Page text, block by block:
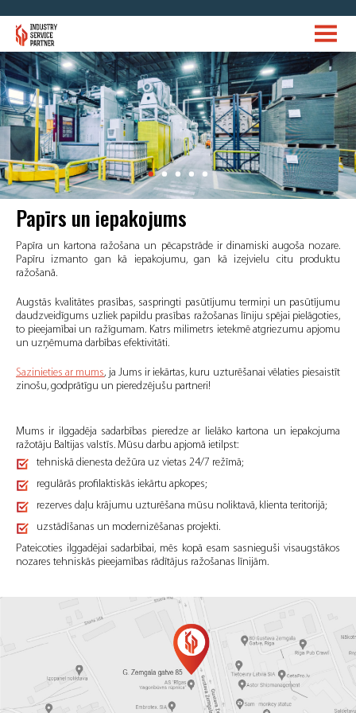
Papīrs un iepakojums
Papīra un kartona ražošana un pēcapstrāde ir dinamiski augoša nozare.
Papīru izmanto gan kā iepakojumu, gan kā izejvielu citu produktu
ražošanā.
Augstās kvalitātes prasības, saspringti pasūtījumu termiņi un pasūtījumu
daudzveidīgums uzliek papildu prasības ražošanas līniju spējai pielāgoties,
to pieejamībai un ražīgumam. Katrs milimetrs ietekmē atgriezumu apjomu
un uzņēmuma darbības efektivitāti.
Sazinieties ar mums, ja Jums ir iekārtas, kuru uzturēšanai vēlaties piesaistīt
zinošu, godprātīgu un pieredzējušu partneri!
Mums ir ilggadēja sadarbības pieredze ar lielāko kartona un iepakojuma
ražotāju Baltijas valstīs. Mūsu darbu apjomā ietilpst:
tehniskā dienesta dežūra uz vietas 24/7 režīmā;
regulārās profilaktiskās iekārtu apkopes;
rezerves daļu krājumu uzturēšana mūsu noliktavā, klienta teritorijā;
uzstādīšanas un modernizēšanas projekti.
Pateicoties ilggadējai sadarbībai, mēs kopā esam sasnieguši visaugstākos
nozares tehniskās pieejamības rādītājus ražošanas līnijām.